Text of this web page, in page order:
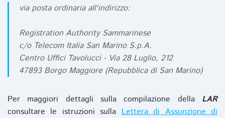
via posta ordinaria all'indirizzo:
Registration Authority Sammarinese
c/o Telecom Italia San Marino S.p.A.
Centro Uffici Tavolucci - Via 28 Luglio, 212
47893 Borgo Maggiore (Repubblica di San Marino)
Per maggiori dettagli sulla compilazione della LAR
consultare le istruzioni sullaLettera di Assunzione di